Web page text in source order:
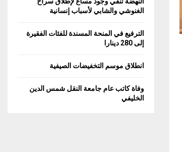
الغنوشي والشابي لأسباب إنسانية
الترفيع في المنحة المسندة للفئات الفقيرة
إلى 280 دينارا
انطلاق موسم التخفيضات الصيفية
وفاة كاتب عام جامعة النقل شمس الدين
الخليفي